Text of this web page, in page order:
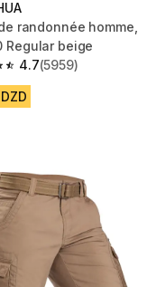
randonnée homme,
Regular beige
4.7
of 5 stars from 5959
(5959)